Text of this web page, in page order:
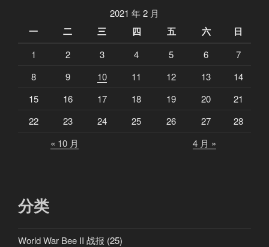
2021 年 2 月
一 二 三 四 五 六 日
1 2 3 4 5 6
7
8
9 10 11 12 13
14
15
16 17 18 19 20
21
22
23 24 25 26 27
28
« 10 月
4 月 »
分类
World War Bee II 战报 (25)